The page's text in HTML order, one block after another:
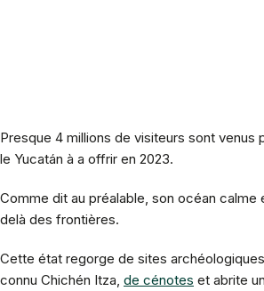
Presque 4 millions de visiteurs sont
le Yucatán à a offrir en 2023.
Comme dit au préalable, son océan calme
delà des frontières.
Cette état regorge de sites
connu Chichén Itza, de cénotes et abrite